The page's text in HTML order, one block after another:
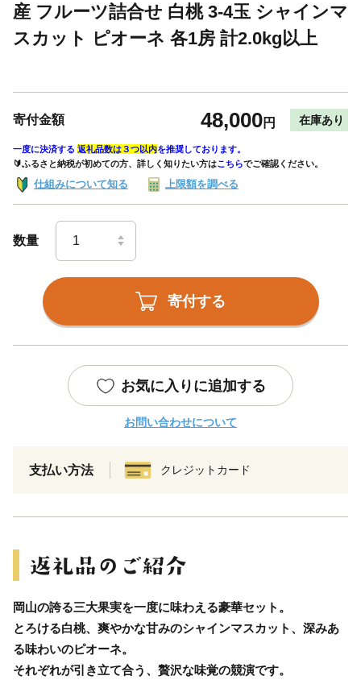
産 フルーツ詰合せ 白桃 3-4玉 シャインマ
スカット ピオーネ 各1房 計2.0kg以上
寄付金額 48,000円 在庫あり
一度に決済する 返礼品数は３つ以内を推奨しております。
🔰ふるさと納税が初めての方、詳しく知りたい方はこちらでご確認ください。
仕組みについて知る 上限額を調べる
数量
寄付する
お気に入りに追加する
お問い合わせについて
支払い方法 クレジットカード
岡山の誇る三大果実を一度に味わえる豪華セット。
とろける白桃、爽やかな甘みのシャインマスカット、深みあ
る味わいのピオーネ。
それぞれが引き立て合う、贅沢な味覚の競演です。